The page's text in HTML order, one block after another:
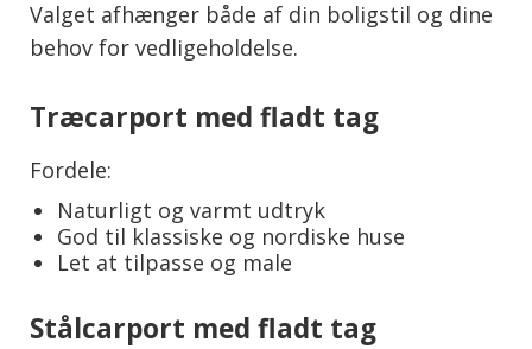
Valget afhænger både af din boligstil og dine
behov for vedligeholdelse.
Træcarport med fladt tag
Fordele:
Naturligt og varmt udtryk
God til klassiske og nordiske huse
Let at tilpasse og male
Stålcarport med fladt tag